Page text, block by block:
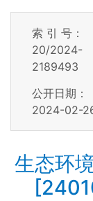
索 引 号：
20/2024-
2189493
公开日期：
2024-02-
生态环